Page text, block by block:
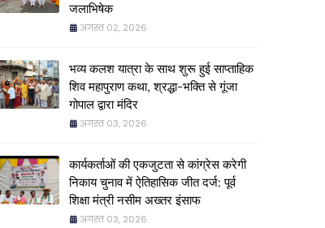
जलाभिषेक
अगस्त 02, 2026
भव्य कलश यात्रा के साथ शुरू हुई साप्ताहिक
शिव महापुराण कथा, श्रद्धा-भक्ति से गूंजा
गोपाल द्वारा मंदिर
अगस्त 03, 2026
कार्यकर्ताओं की एकजुटता से कांग्रेस करेगी
निकाय चुनाव में ऐतिहासिक जीत दर्ज: पूर्व
शिक्षा मंत्री नसीम अख्तर इंसाफ
अगस्त 03, 2026